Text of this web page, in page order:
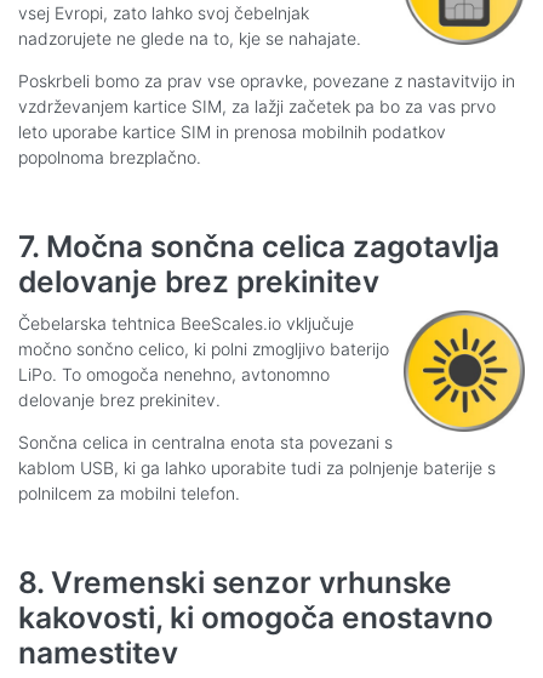
vsej Evropi, zato lahko svoj čebelnjak
nadzorujete ne glede na to, kje se nahajate.
Poskrbeli bomo za prav vse opravke, povezane z nastavitvijo in
vzdrževanjem kartice SIM, za lažji začetek pa bo za vas prvo
leto uporabe kartice SIM in prenosa mobilnih podatkov
popolnoma brezplačno.
7. Močna sončna celica zagotavlja
delovanje brez prekinitev
Čebelarska tehtnica BeeScales.io vključuje
močno sončno celico, ki polni zmogljivo baterijo
LiPo. To omogoča nenehno, avtonomno
delovanje brez prekinitev.
Sončna celica in centralna enota sta povezani s
kablom USB, ki ga lahko uporabite tudi za polnjenje baterije s
polnilcem za mobilni telefon.
8. Vremenski senzor vrhunske
kakovosti, ki omogoča enostavno
namestitev